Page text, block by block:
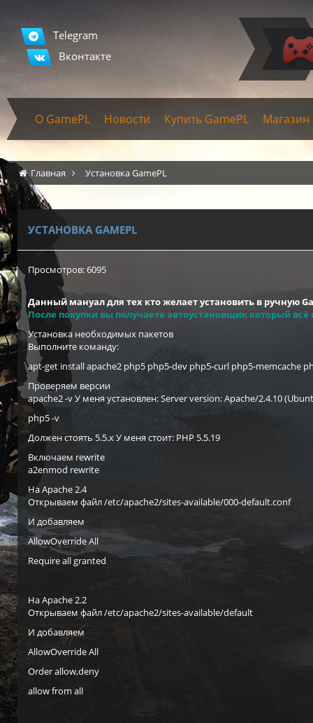
Telegram
Вконтакте
О GamePL Новости Купить GamePL Магазин
Главная Установка GamePL
УСТАНОВКА GAMEPL
Просмотров: 6095
Данный мануал для тех кто желает установить в ручную
После покупки вы получаете автоустановщик который всё
Установка необходимых пакетов
Выполните команду:
apt-get install apache2 php5 php5-dev php5-curl php5-memcache
Проверяем версии
apache2 -v У меня установлен: Server version: Apache/2.4.10
php5 -v
Должен стоять 5.5.x У меня стоит: PHP 5.5.19
Включаем rewrite
a2enmod rewrite
На Apache 2.4
Открываем файл /etc/apache2/sites-available/000-default.conf
И добавляем
AllowOverride All
Require all granted
На Apache 2.2
Открываем файл /etc/apache2/sites-available/default
И добавляем
AllowOverride All
Order allow,deny
allow from all